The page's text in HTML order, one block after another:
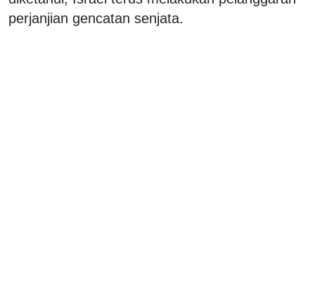
perjanjian gencatan senjata.